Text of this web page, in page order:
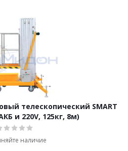
телескопический SMART
и 220V, 125кг, 8м)
наличие